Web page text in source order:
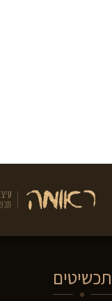
תכשיטים